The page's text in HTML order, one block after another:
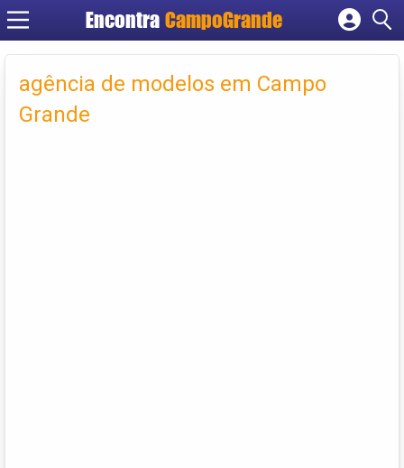
Encontra CampoGrande
Cadastrar empresa
Criar conta
agência de modelos em Campo
Grande